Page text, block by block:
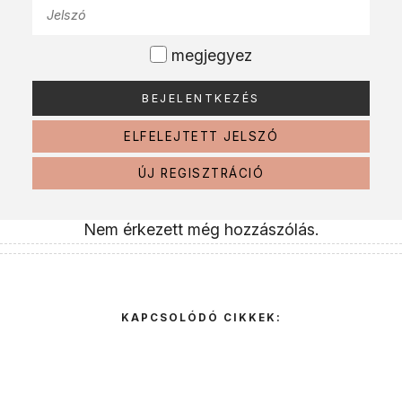
megjegyez
ELFELEJTETT JELSZÓ
ÚJ REGISZTRÁCIÓ
Nem érkezett még hozzászólás.
KAPCSOLÓDÓ CIKKEK: